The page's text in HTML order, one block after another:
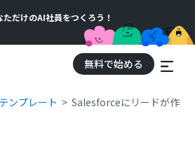
だけのAI社員をつくろう！
無料で始める
ンプレート Salesforceにリードが作成